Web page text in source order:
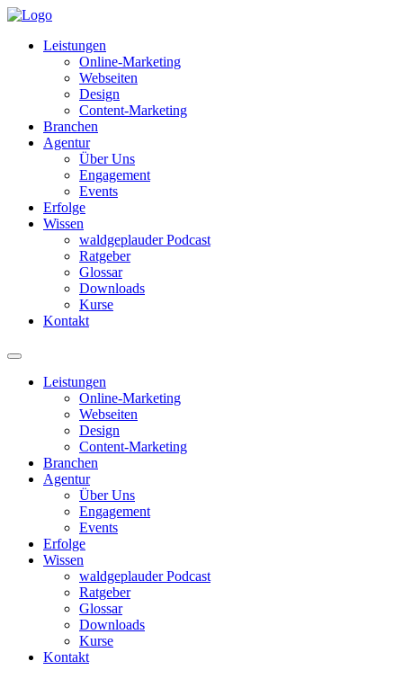
Leistungen
Online-Marketing
Webseiten
Design
Content-Marketing
Branchen
Agentur
Über Uns
Engagement
Events
Erfolge
Wissen
waldgeplauder Podcast
Ratgeber
Glossar
Downloads
Kurse
Kontakt
Leistungen
Online-Marketing
Webseiten
Design
Content-Marketing
Branchen
Agentur
Über Uns
Engagement
Events
Erfolge
Wissen
waldgeplauder Podcast
Ratgeber
Glossar
Downloads
Kurse
Kontakt